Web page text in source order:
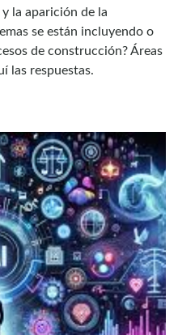
la aparición de la
se están incluyendo o
de construcción? Áreas
las respuestas.